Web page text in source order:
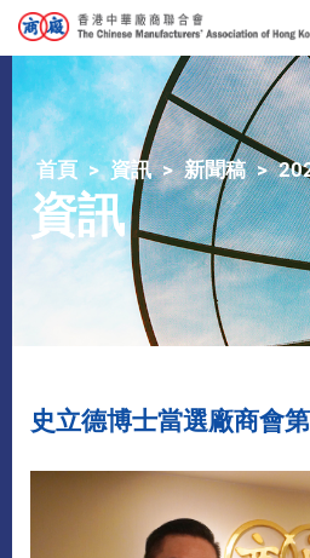
首頁 資訊 新聞稿
資訊
史立德博士當選廠商會